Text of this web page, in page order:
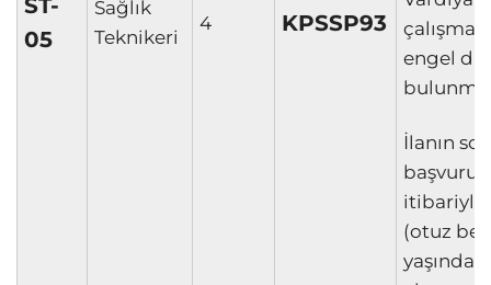
ST-
05
Sağlık
Teknikeri
4 KPSSP93
engel
İlanın son
başvuru
itibariyle
(otuz